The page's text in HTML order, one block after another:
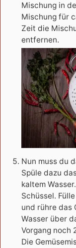
Mischung in
Mischung für
Zeit die
entfernen.
Nun muss du
Spüle dazu
kaltem
Schüssel.
und rühre das
Wasser über
Vorgang noch
Die